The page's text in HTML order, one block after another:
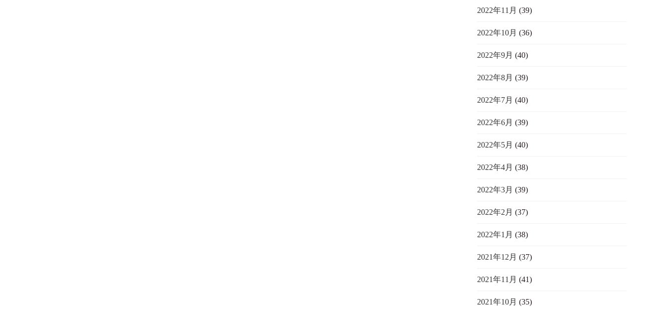
2022年11月 (39)
2022年10月 (36)
2022年9月 (40)
2022年8月 (39)
2022年7月 (40)
2022年6月 (39)
2022年5月 (40)
2022年4月 (38)
2022年3月 (39)
2022年2月 (37)
2022年1月 (38)
2021年12月 (37)
2021年11月 (41)
2021年10月 (35)